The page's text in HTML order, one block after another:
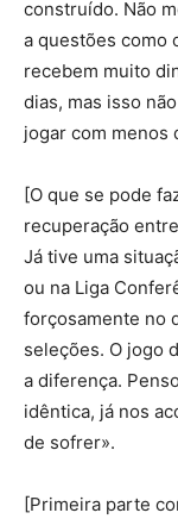
construído. Não
a questões como
recebem muito
dias, mas isso
jogar com menos
[O que se pode
recuperação
Já tive uma
ou na Liga
forçosamente no
seleções. O jogo
a diferença.
idêntica, já nos
de sofrer».
[Primeira parte